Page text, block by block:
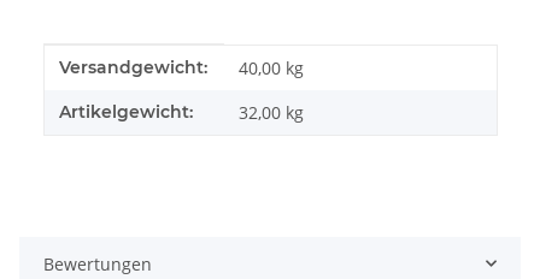
Produkteigenschaft
Wert
Versandgewicht: 40,00 kg
Artikelgewicht: 32,00 kg
Bewertungen